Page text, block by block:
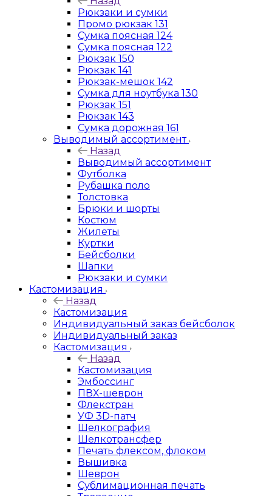
Рюкзаки и сумки
Промо рюкзак 131
Сумка поясная 124
Сумка поясная 122
Рюкзак 150
Рюкзак 141
Рюкзак-мешок 142
Сумка для ноутбука 130
Рюкзак 151
Рюкзак 143
Сумка дорожная 161
Выводимый ассортимент
Назад
Выводимый ассортимент
Футболка
Рубашка поло
Толстовка
Брюки и шорты
Костюм
Жилеты
Куртки
Бейсболки
Шапки
Рюкзаки и сумки
Кастомизация
Назад
Кастомизация
Индивидуальный заказ бейсболок
Индивидуальный заказ
Кастомизация
Назад
Кастомизация
Эмбоссинг
ПВХ-шеврон
Флекстран
УФ 3D-патч
Шелкография
Шелкотрансфер
Печать флексом, флоком
Вышивка
Шеврон
Сублимационная печать